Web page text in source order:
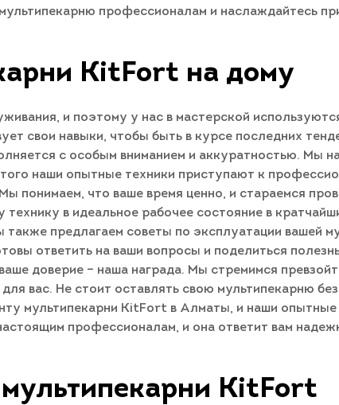
профессионалам и наслаждайтесь
KitFort на дому
и поэтому у нас в мастерской
свои навыки, чтобы быть в курсе последних
с особым вниманием и аккуратностью. Мы
наши опытные техники приступают к
понимаем, что ваше время ценно, и стараемся
в идеальное рабочее состояние в
предлагаем советы по эксплуатации вашей
ответить на ваши вопросы и поделиться
доверие – наша награда. Мы стремимся
вас. Не стоит оставлять свою мультипекарню
мультипекарни KitFort в Алматы, и наши
профессионалам, и она ответит вам
KitFort